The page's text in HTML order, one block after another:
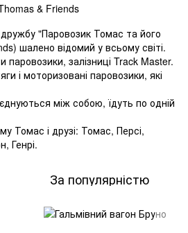
"Паровозик Томас та його
шалено відомий у всьому світі.
паровозики, залізниці Track Master.
і моторизовані паровозики, які
між собою, їдуть по одній
Томас і друзі: Томас, Персі,
Генрі.
За популярністю